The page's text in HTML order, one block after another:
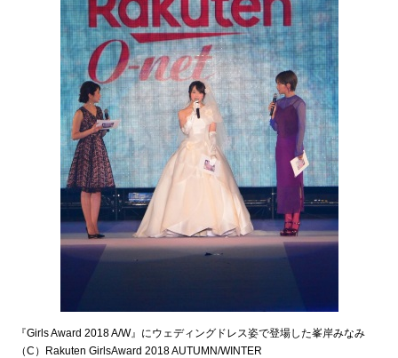
『Girls Award 2018 A/W』にウェディングドレス姿で登場した峯岸みなみ
（C）Rakuten GirlsAward 2018 AUTUMN/WINTER